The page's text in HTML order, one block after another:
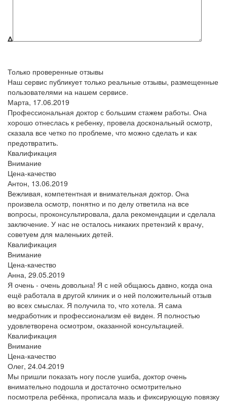
Δ
Только проверенные отзывы
Наш сервис публикует только реальные отзывы, размещенные
пользователями на нашем сервисе.
Марта, 17.06.2019
Профессиональная доктор с большим стажем работы. Она
хорошо отнеслась к ребенку, провела доскональный осмотр,
сказала все четко по проблеме, что можно сделать и как
предотвратить.
Квалификация
Внимание
Цена-качество
Антон, 13.06.2019
Вежливая, компетентная и внимательная доктор. Она
произвела осмотр, понятно и по делу ответила на все
вопросы, проконсультировала, дала рекомендации и сделала
заключение. У нас не осталось никаких претензий к врачу,
советуем для маленьких детей.
Квалификация
Внимание
Цена-качество
Анна, 29.05.2019
Я очень - очень довольна! Я с ней общаюсь давно, когда она
ещё работала в другой клиник и о ней положительный отзыв
во всех смыслах. Я получила то, что хотела. Я сама
медработник и профессионализм её виден. Я полностью
удовлетворена осмотром, оказанной консультацией.
Квалификация
Внимание
Цена-качество
Олег, 24.04.2019
Мы пришли показать ногу после ушиба, доктор очень
внимательно подошла и достаточно осмотрительно
посмотрела ребёнка, прописала мазь и фиксирующую повязку